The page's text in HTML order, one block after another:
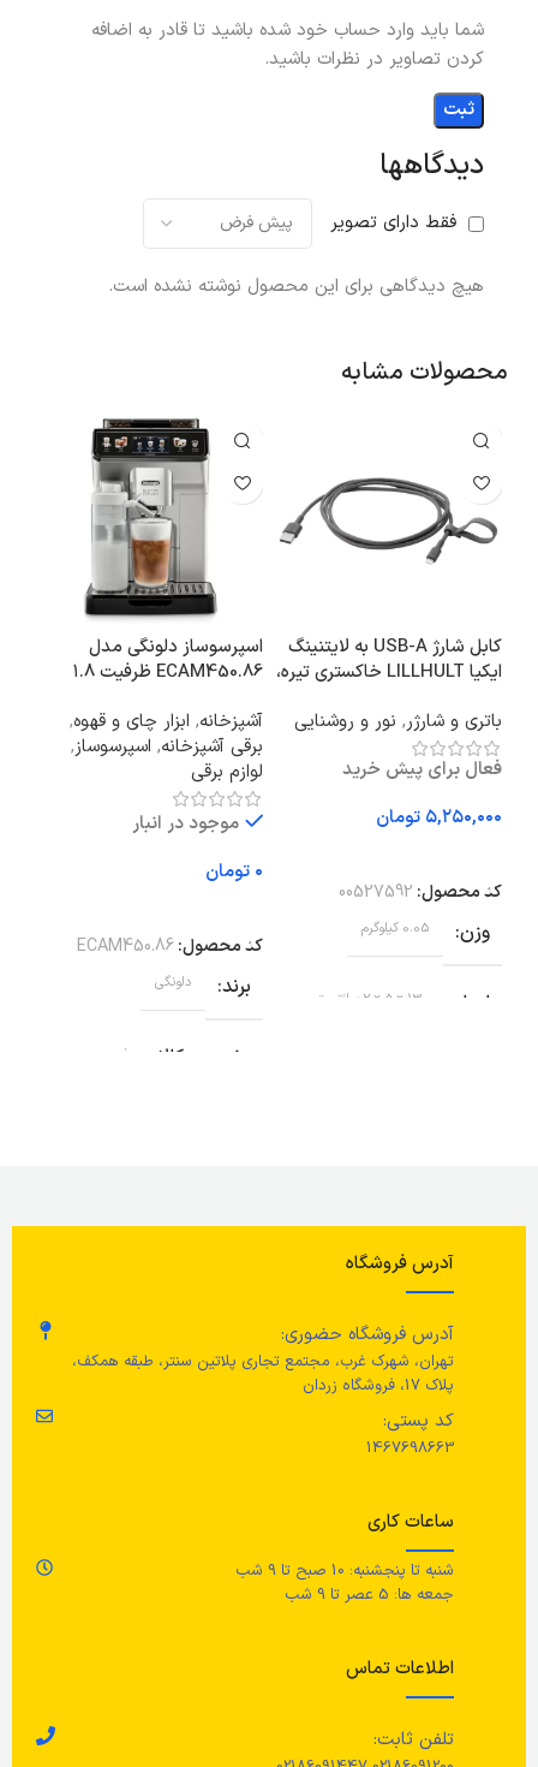
دیدگاهها
فقط دارای تصویر
هیچ دیدگاهی برای این محصول نوشته نشده است.
شما باید وارد حساب خود شده باشید تا قادر به اضافه
کردن تصاویر در نظرات باشید.
محصولات مشابه
کابل شارژ USB-A به لایتنینگ
ایکیا LILLHULT خاکستری تیره،
باتری و شارژر, نور و روشنایی
فعال برای پیش خرید
تومان
کد محصول: 00527592
وزن 0.05 کیلوگرم
ابعاد 13 × 5 × 2 سانتیمتر
جنس محصول
لاستیک مصنوعی
قبل از تمیزکردن شارژر را از منبع
تغذیه جدا کنید./ با یک پارچه خشک
پاک کنید.
اسپرسوساز دلونگی مدل
ECAM450.86 ظرفیت ۱.۸
آشپزخانه, ابزار چای و قهوه,
برقی آشپزخانه, اسپرسوساز,
لوازم برقی
موجود در انبار
تومان
کد محصول:ECAM450.86
برند دلونگی
وضعیت کالا نو
آدرس فروشگاه
آدرس فروشگاه حضوری:
تهران، شهرک غرب، مجتمع تجاری پلاتین سنتر، طبقه همکف،
پلاک 17، فروشگاه زردان
کد پستی:
1467698663
ساعات کاری
شنبه تا پنجشنبه: 10 صبح تا 9 شب
جمعه ها: 5 عصر تا 9 شب
اطلاعات تماس
تلفن ثابت: